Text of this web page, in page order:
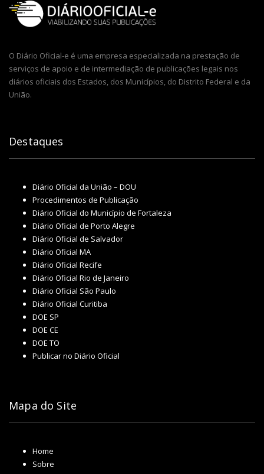
O Diário Oficial-e é uma empresa especializada na prestação de
serviços de apoio e de intermediação de publicações legais nos
diários oficiais dos Estados, dos Municípios, do Distrito Federal e da
União.
Destaques
Diário Oficial da União – DOU
Procedimentos de Publicação
Diário Oficial do Município de Fortaleza
Diário Oficial de Porto Alegre
Diário Oficial de Salvador
Diário Oficial MA
Diário Oficial Recife
Diário Oficial Rio de Janeiro
Diário Oficial São Paulo
Diário Oficial Curitiba
DOE SP
DOE CE
DOE TO
Publicar no Diário Oficial
Mapa do Site
Home
Sobre